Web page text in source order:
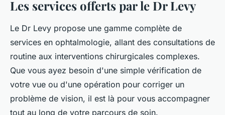
Les services offerts par le Dr Levy
Le Dr Levy propose une gamme complète de
services en ophtalmologie, allant des consultations de
routine aux interventions chirurgicales complexes.
Que vous ayez besoin d'une simple vérification de
votre vue ou d'une opération pour corriger un
problème de vision, il est là pour vous accompagner
tout au long de votre parcours de soin.